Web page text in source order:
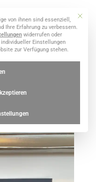
Kontakt
Mit
von ihnen sind essenziell,
Ihre Erfahrung zu verbessern.
widerrufen oder
Einstellungen
zur Verfügung stehen.